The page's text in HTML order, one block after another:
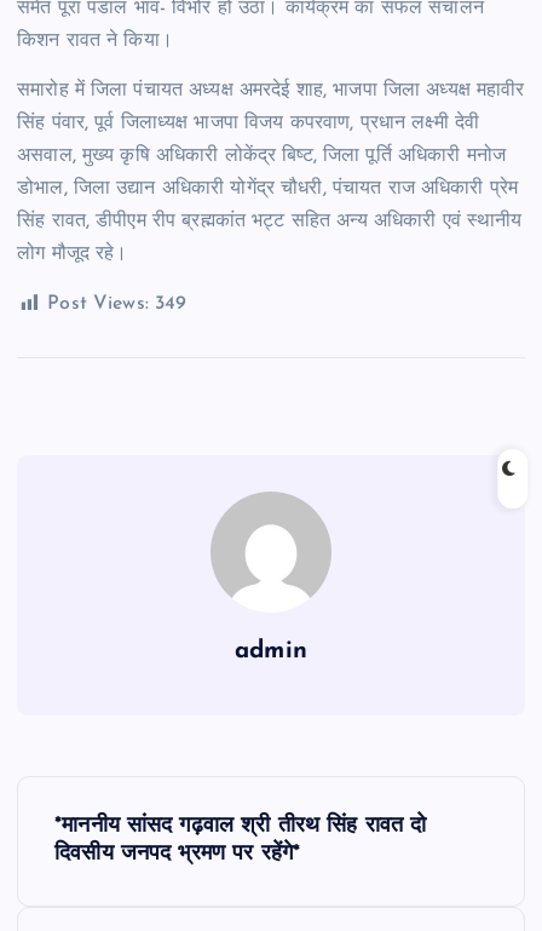
समेत पूरा पंडाल भाव- विभोर हो उठा। कार्यक्रम का सफल संचालन
किशन रावत ने किया।
समारोह में जिला पंचायत अध्यक्ष अमरदेई शाह, भाजपा जिला अध्यक्ष महावीर
सिंह पंवार, पूर्व जिलाध्यक्ष भाजपा विजय कपरवाण, प्रधान लक्ष्मी देवी
असवाल, मुख्य कृषि अधिकारी लोकेंद्र बिष्ट, जिला पूर्ति अधिकारी मनोज
डोभाल, जिला उद्यान अधिकारी योगेंद्र चौधरी, पंचायत राज अधिकारी प्रेम
सिंह रावत, डीपीएम रीप ब्रह्मकांत भट्ट सहित अन्य अधिकारी एवं स्थानीय
लोग मौजूद रहे।
Post Views: 349
admin
*माननीय सांसद गढ़वाल श्री तीरथ सिंह रावत दो
दिवसीय जनपद भ्रमण पर रहेंगे*